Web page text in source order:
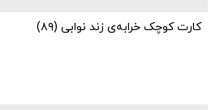
کارت کوچک خرابه‌ی زند نوابی (۸۹)